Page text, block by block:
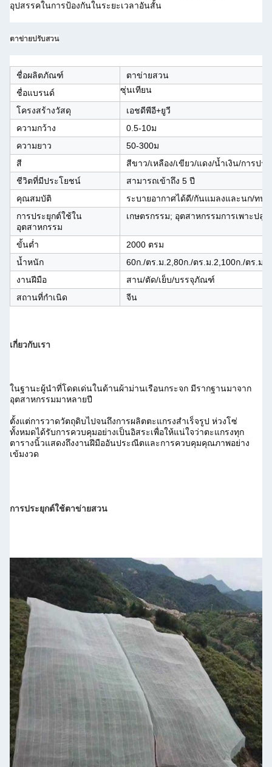
อุปสรรคในการป้องกันในระยะเวลาอันสั้น
ตาข่ายปรับสวน
ชื่อผลิตภัณฑ์
ตาข่ายสวน
ชื่อแบรนด์
ซุ่นเทียน
โครงสร้างวัสดุ
เอชดีพีอี+ยูวี
ความกว้าง
0.5-10ม
ความยาว
50-300ม
สี
สีขาว/เหลือง/เขียว/แดง/น้ำเงิน/การปรั
ชีวิตที่มีประโยชน์
สามารถเข้าถึง 5 ปี
คุณสมบัติ
ระบายอากาศได้ดี/กันแมลงและนก/ทน
การประยุกต์ใช้ใน
อุตสาหกรรม
เกษตรกรรม; อุตสาหกรรมการเพาะปลู
ขั้นต่ำ
2000 ตรม
น้ำหนัก
60ก./ตร.ม.2,80ก./ตร.ม.2,100ก./ตร.ม
งานฝีมือ
สาน/ตัด/เย็บ/บรรจุภัณฑ์
สถานที่กำเนิด
จีน
เกี่ยวกับเรา
ในฐานะผู้นำที่โดดเด่นในด้านผ้าม่านเรือนกระจก มีรากฐานมาจาก
อุตสาหกรรมมาหลายปี
ตั้งแต่การวาดวัตถุดิบไปจนถึงการผลิตตะแกรงสำเร็จรูป ห่วงโซ่
ทั้งหมดได้รับการควบคุมอย่างเป็นอิสระเพื่อให้แน่ใจว่าตะแกรงทุก
ตารางนิ้วแสดงถึงงานฝีมืออันประณีตและการควบคุมคุณภาพอย่าง
เข้มงวด
การประยุกต์ใช้ตาข่ายสวน